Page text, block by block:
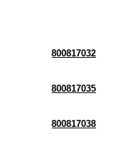
800817032
800817035
800817038